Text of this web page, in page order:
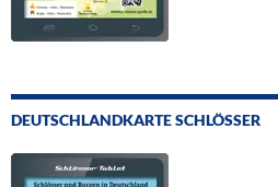
DEUTSCHLANDKARTE SCHLÖSSER